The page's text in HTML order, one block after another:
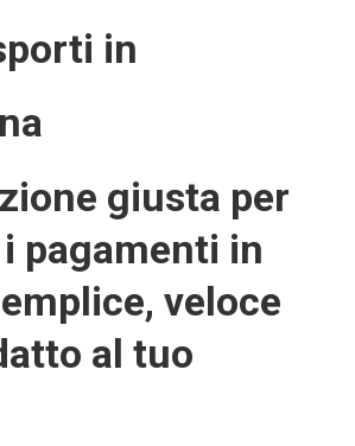
in
giusta per
pagamenti in
veloce
al tuo